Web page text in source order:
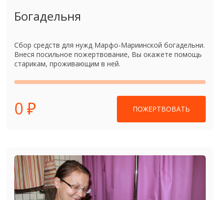
Богадельня
Сбор средств для нужд Марфо-Мариинской богадельни.
Внеся посильное пожертвование, Вы окажете помощь
старикам, проживающим в ней.
0 ₽ ПОЖЕРТВОВАТЬ